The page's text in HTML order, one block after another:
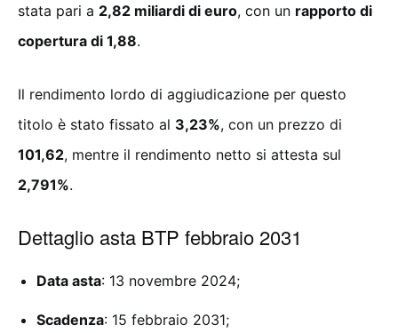
stata pari a 2,82 miliardi di euro, con un rapporto di
copertura di 1,88.
Il rendimento lordo di aggiudicazione per questo
titolo è stato fissato al 3,23%, con un prezzo di
101,62, mentre il rendimento netto si attesta sul
2,791%.
Dettaglio asta BTP febbraio 2031
Data asta: 13 novembre 2024;
Scadenza: 15 febbraio 2031;